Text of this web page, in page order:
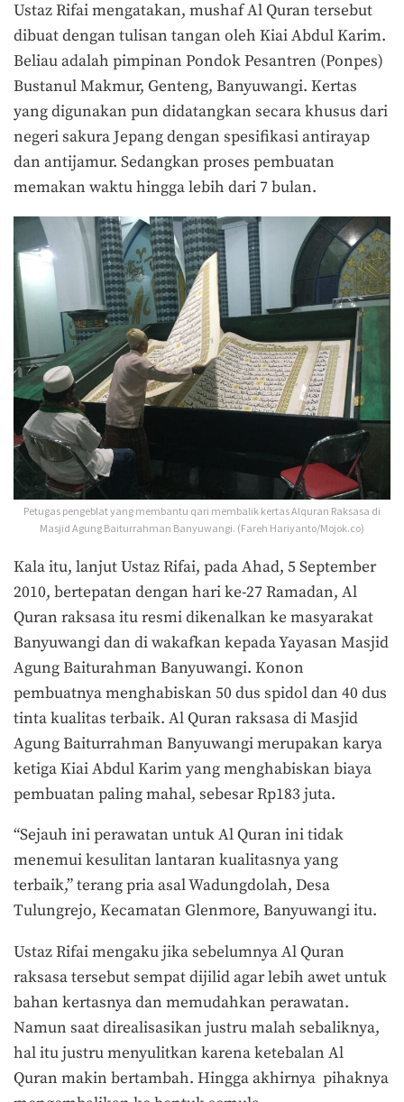
Ustaz Rifai mengatakan, mushaf Al Quran tersebut
dibuat dengan tulisan tangan oleh Kiai Abdul Karim.
Beliau adalah pimpinan Pondok Pesantren (Ponpes)
Bustanul Makmur, Genteng, Banyuwangi. Kertas
yang digunakan pun didatangkan secara khusus dari
negeri sakura Jepang dengan spesifikasi antirayap
dan antijamur. Sedangkan proses pembuatan
memakan waktu hingga lebih dari 7 bulan.
Petugas pengeblat yang membantu qari membalik kertas Alquran Raksasa di
Masjid Agung Baiturrahman Banyuwangi. (Fareh Hariyanto/Mojok.co)
Kala itu, lanjut Ustaz Rifai, pada Ahad, 5 September
2010, bertepatan dengan hari ke-27 Ramadan, Al
Quran raksasa itu resmi dikenalkan ke masyarakat
Banyuwangi dan di wakafkan kepada Yayasan Masjid
Agung Baiturahman Banyuwangi. Konon
pembuatnya menghabiskan 50 dus spidol dan 40 dus
tinta kualitas terbaik. Al Quran raksasa di Masjid
Agung Baiturrahman Banyuwangi merupakan karya
ketiga Kiai Abdul Karim yang menghabiskan biaya
pembuatan paling mahal, sebesar Rp183 juta.
“Sejauh ini perawatan untuk Al Quran ini tidak
menemui kesulitan lantaran kualitasnya yang
terbaik,” terang pria asal Wadungdolah, Desa
Tulungrejo, Kecamatan Glenmore, Banyuwangi itu.
Ustaz Rifai mengaku jika sebelumnya Al Quran
raksasa tersebut sempat dijilid agar lebih awet untuk
bahan kertasnya dan memudahkan perawatan.
Namun saat direalisasikan justru malah sebaliknya,
hal itu justru menyulitkan karena ketebalan Al
Quran makin bertambah. Hingga akhirnya pihaknya